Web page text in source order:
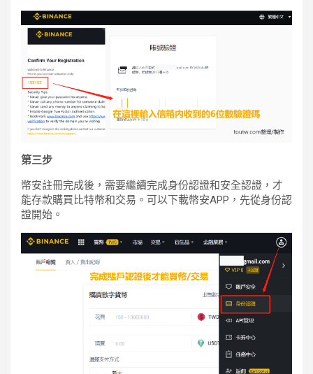
第三步
幣安註冊完成後，需要繼續完成身份認證和安全認證，才
能存款購買比特幣和交易。可以下載幣安APP，先從身份認
證開始。